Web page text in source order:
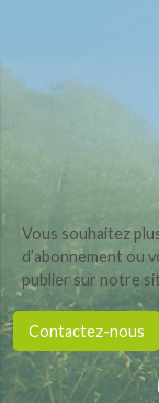
Vous souhaitez
d’abonnement ou
publier sur notre
Contactez-nous